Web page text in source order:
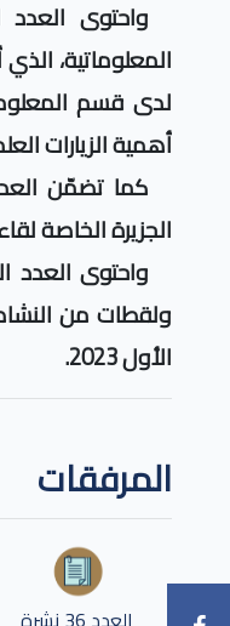
واحتوى
المعلوماتية،
لدى قسم
أهمية الزيارات
كما تضمّن
الجزيرة الخاصة
واحتوى العدد
ولقطات من
الأول 2023.
المرفقات